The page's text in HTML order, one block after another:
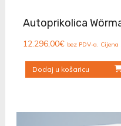
Autoprikolica
12.296,00€ bez PDV-a. Cijena
Dodaj u košaricu